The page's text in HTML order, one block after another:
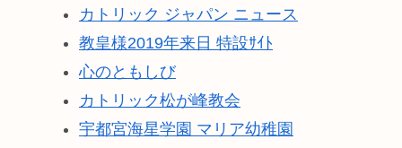
カトリック ジャパン ニュース
教皇様2019年来日 特設ｻｲﾄ
心のともしび
カトリック松が峰教会
宇都宮海星学園 マリア幼稚園